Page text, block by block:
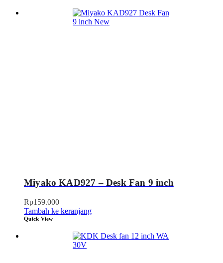
Miyako KAD927 – Desk Fan 9 inch
Rp159.000
Tambah ke keranjang
Quick View